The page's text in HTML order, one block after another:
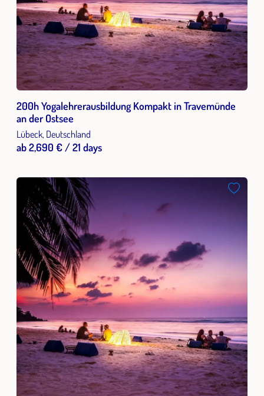
200h Yogalehrerausbildung Kompakt in Travemünde
an der Ostsee
Lübeck, Deutschland
ab 2,690 € / 21 days